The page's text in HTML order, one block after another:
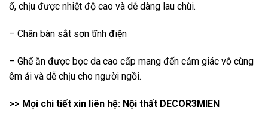
ố, chịu được nhiệt độ cao và dễ dàng lau chùi.
– Chân bàn sắt sơn tĩnh điện
– Ghế ăn được bọc da cao cấp mang đến cảm giác vô cùng
êm ái và dễ chịu cho người ngồi.
>> Mọi chi tiết xin liên hệ: Nội thất DECOR3MIEN